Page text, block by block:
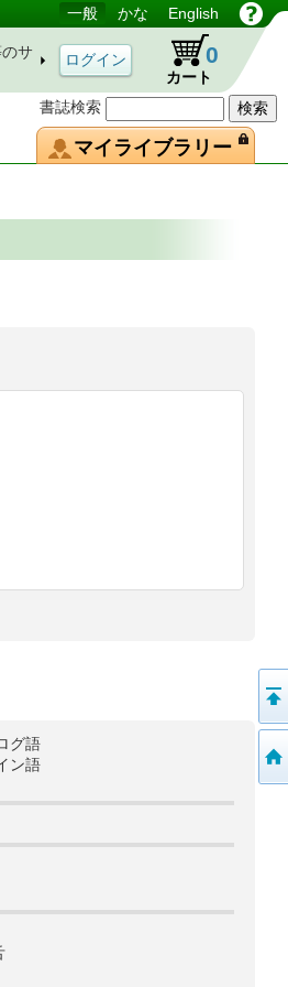
書誌検索
一般 かな English
サ
カート
0
マイライブラリー
グ語
ン語